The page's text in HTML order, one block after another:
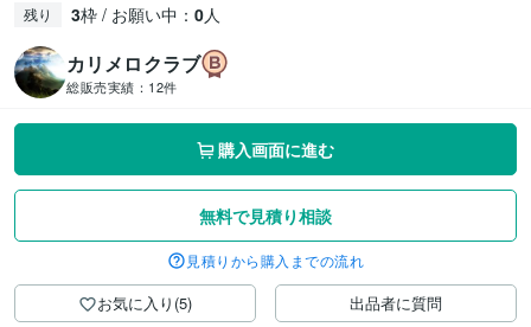
残り 3枠 / お願い中： 0人
カリメロクラブ
総販売実績： 12件
購入画面に進む
無料で見積り相談
見積りから購入までの流れ
お気に入り(5) 出品者に質問